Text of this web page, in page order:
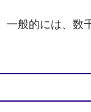
般的には、